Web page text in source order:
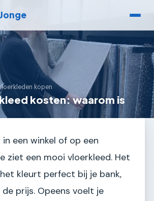
kopen
kosten: waarom is
een winkel of op een
ziet een mooi vloerkleed. Het
kleurt perfect bij je bank,
de prijs. Opeens voelt je